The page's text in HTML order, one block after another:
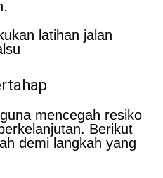
mencegah resiko
Berikut
demi langkah yang